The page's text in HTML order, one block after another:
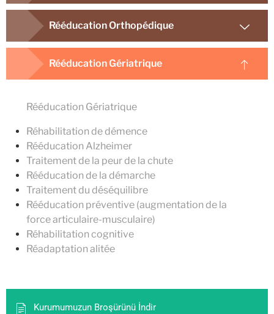
Rééducation Orthopédique
Rééducation Gériatrique
Rééducation Gériatrique
Réhabilitation de démence
Rééducation Alzheimer
Traitement de la peur de la chute
Rééducation de la démarche
Traitement du déséquilibre
Rééducation préventive (augmentation de la
force articulaire-musculaire)
Réhabilitation cognitive
Réadaptation alitée
Kurumumuzun Broşürünü İndir